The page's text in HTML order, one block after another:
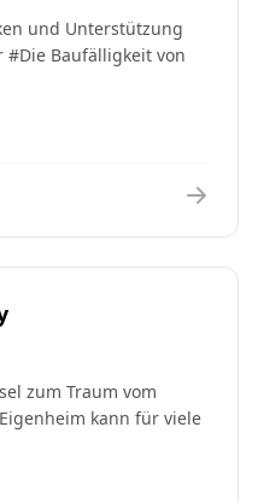
und Unterstützung
Baufälligkeit von
zum Traum vom
kann für viele